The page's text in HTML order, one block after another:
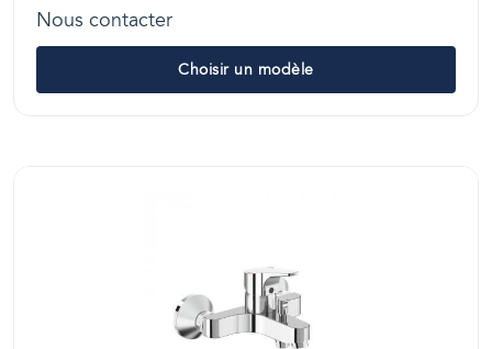
Nous contacter
Choisir un modèle